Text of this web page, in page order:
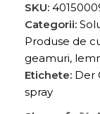
SKU:
Categorii:
Produse de
geamuri,
Etichete: Der
spray